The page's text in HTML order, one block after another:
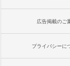
広告掲載のご
プライバシーに